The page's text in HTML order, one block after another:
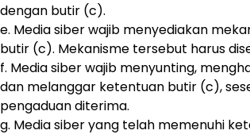
dengan butir (c).
e. Media siber wajib menyediakan
butir (c). Mekanisme tersebut harus
f. Media siber wajib menyunting,
dan melanggar ketentuan butir (c),
pengaduan diterima.
g. Media siber yang telah memenuhi